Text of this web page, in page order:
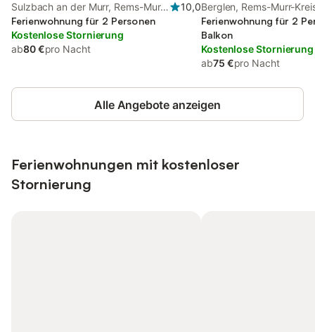
Sulzbach an der Murr, Rems-Murr-
Kreis
10,0
Ferienwohnung für 2 Personen
Kostenlose Stornierung
ab80 €pro Nacht
Berglen, Rems-Murr-
Ferienwohnung für 2
Balkon
Kostenlose Stornierung
ab75 €pro Nacht
Alle Angebote anzeigen
Ferienwohnungen mit kostenloser
Stornierung